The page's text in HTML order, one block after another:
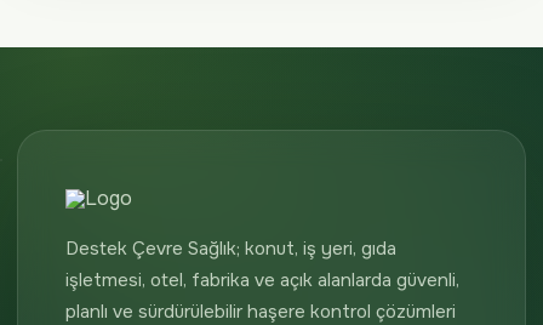
Destek Çevre Sağlık; konut, iş yeri, gıda
işletmesi, otel, fabrika ve açık alanlarda güvenli,
planlı ve sürdürülebilir haşere kontrol çözümleri